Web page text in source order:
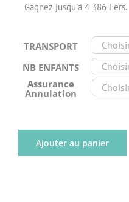
Gagnez jusqu'à 4 386 Fers.
TRANSPORT
NB ENFANTS
Assurance
Annulation
Ajouter au panier